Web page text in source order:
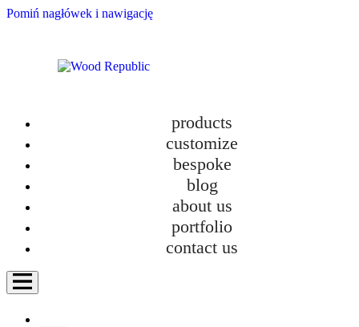
Pomiń nagłówek i nawigację
products
customize
bespoke
blog
about us
portfolio
contact us
category room
dresser table
kitchen furniture
bathroom furniture
hanger
cabinet
bed
vanity table